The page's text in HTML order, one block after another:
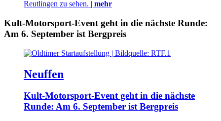
Reutlingen zu sehen. | mehr
Kult-Motorsport-Event geht in die nächste Runde:
Am 6. September ist Bergpreis
Neuffen
Kult-Motorsport-Event geht in die nächste
Runde: Am 6. September ist Bergpreis